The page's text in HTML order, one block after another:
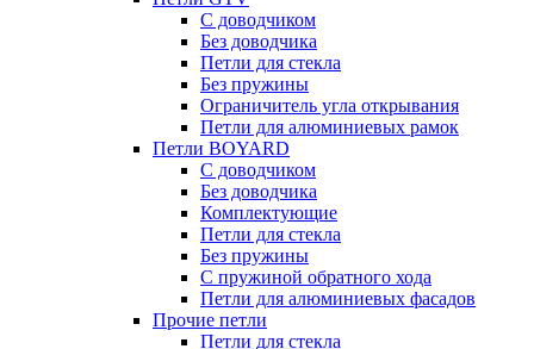
С доводчиком
Без доводчика
Петли для стекла
Без пружины
Ограничитель угла открывания
Петли для алюминиевых рамок
Петли BOYARD
С доводчиком
Без доводчика
Комплектующие
Петли для стекла
Без пружины
С пружиной обратного хода
Петли для алюминиевых фасадов
Прочие петли
Петли для стекла